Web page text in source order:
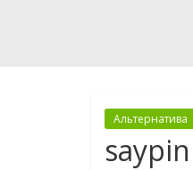
Альтернатива